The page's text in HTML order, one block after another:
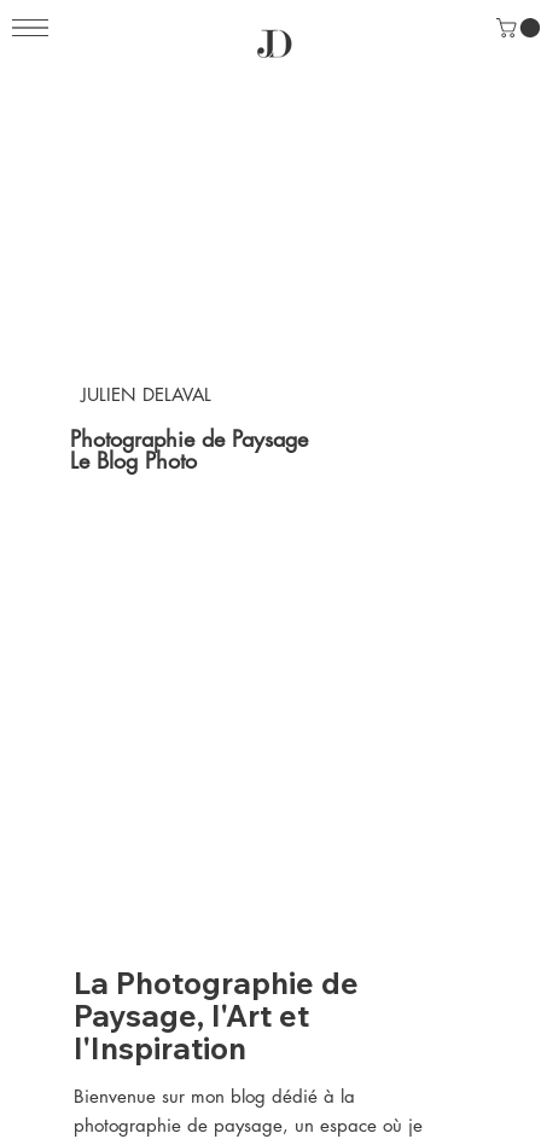
Photographie de Paysage
Le Blog Photo
JULIEN DELAVAL
La Photographie de
Paysage, l'Art et
l'Inspiration
Bienvenue sur mon blog dédié à la
photographie de paysage, un espace où je